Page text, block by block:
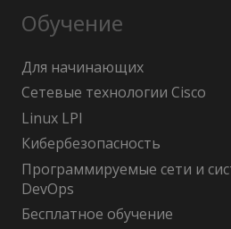
Обучение
Для начинающих
Сетевые технологии Cisco
Linux LPI
Кибербезопасность
Программируемые сети и
DevOps
Бесплатное обучение